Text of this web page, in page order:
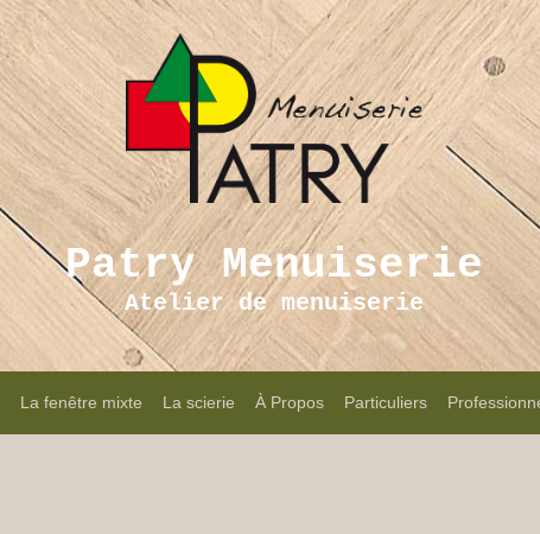
Patry Menuiserie
Atelier de menuiserie
La fenêtre mixte La scierie À Propos Particuliers